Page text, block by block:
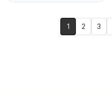
1 2 3